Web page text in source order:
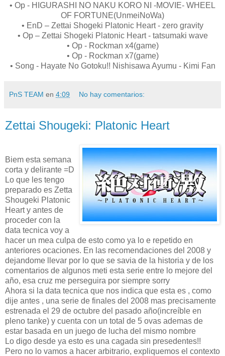
• Op - HIGURASHI NO NAKU KORO NI -MOVIE- WHEEL
OF FORTUNE(UnmeiNoWa)
• EnD – Zettai Shogeki Platonic Heart - zero gravity
• Op – Zettai Shogeki Platonic Heart - tatsumaki wave
• Op - Rockman x4(game)
• Op - Rockman x7(game)
• Song - Hayate No Gotoku!! Nishisawa Ayumu - Kimi Fan
PnS TEAM en 4:09 No hay comentarios:
Zettai Shougeki: Platonic Heart
Biem esta semana
corta y delirante =D
Lo que les tengo
preparado es Zetta
Shougeki Platonic
Heart y antes de
proceder con la
data tecnica voy a
hacer un mea culpa de esto como ya lo e repetido en
anteriores ocaciones. En las recomendaciones del 2008 y
dejandome llevar por lo que se savia de la historia y de los
comentarios de algunos meti esta serie entre lo mejore del
año, esa cruz me perseguira por siempre sorry
Ahora si la data tecnica que nos indica que esta es , como
dije antes , una serie de finales del 2008 mas precisamente
estrenada el 29 de octubre del pasado año(increíble en
pleno tanke) y cuenta con un total de 5 ovas ademas de
estar basada en un juego de lucha del mismo nombre
Lo digo desde ya esto es una cagada sin presedentes!!
Pero no lo vamos a hacer arbitrario, expliquemos el contexto